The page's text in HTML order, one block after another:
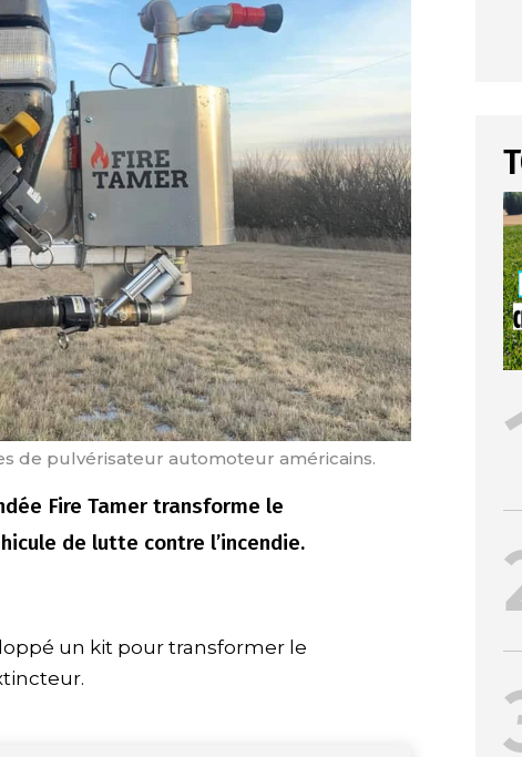
de pulvérisateur automoteur américains.
Fire Tamer transforme le
de lutte contre l’incendie.
un kit pour transformer le